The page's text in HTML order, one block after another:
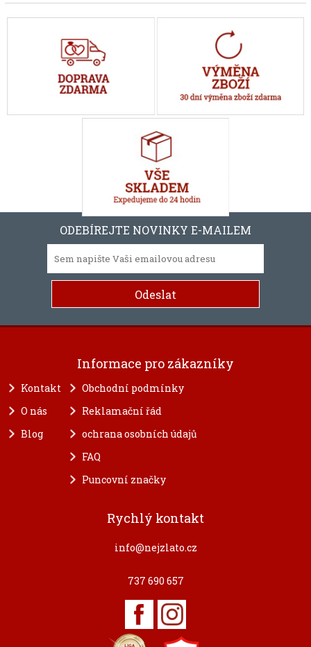
ODEBÍREJTE NOVINKY E-MAILEM
Informace pro zákazníky
Kontakt
O nás
Blog
Obchodní podmínky
Reklamační řád
ochrana osobních údajů
FAQ
Puncovní značky
Rychlý kontakt
info@nejzlato.cz
737 690 657